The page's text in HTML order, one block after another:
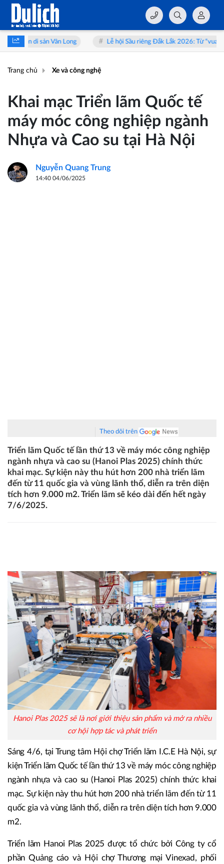
Long Lễ hội Sầu riêng Đắk Lắk 2026: Từ “vua trái cây” đến hành
Trang chủ Xe và công nghệ
Khai mạc Triển lãm Quốc tế
máy móc công nghiệp ngành
Nhựa và Cao su tại Hà Nội
Nguyễn Quang Trung
14:40 04/06/2025
Theo dõi trên
Triển lãm Quốc tế lần thứ 13 về máy móc công nghiệp
ngành nhựa và cao su (Hanoi Plas 2025) chính thức
khai mạc. Sự kiện này thu hút hơn 200 nhà triển lãm
đến từ 11 quốc gia và vùng lãnh thổ, diễn ra trên diện
tích hơn 9.000 m2. Triển lãm sẽ kéo dài đến hết ngày
7/6/2025.
Hanoi Plas 2025 sẽ là nơi giới thiệu sản phẩm và mở ra nhiều
cơ hội hợp tác và phát triển
Sáng 4/6, tại Trung tâm Hội chợ Triển lãm I.C.E Hà Nội, sự
kiện Triển lãm Quốc tế lần thứ 13 về máy móc công nghiệp
ngành nhựa và cao su (Hanoi Plas 2025) chính thức khai
mạc. Sự kiện này thu hút hơn 200 nhà triển lãm đến từ 11
quốc gia và vùng lãnh thổ, diễn ra trên diện tích hơn 9.000
m2.
Triển lãm Hanoi Plas 2025 được tổ chức bởi Công ty cổ
phần Quảng cáo và Hội chợ Thương mại Vinexad, phối